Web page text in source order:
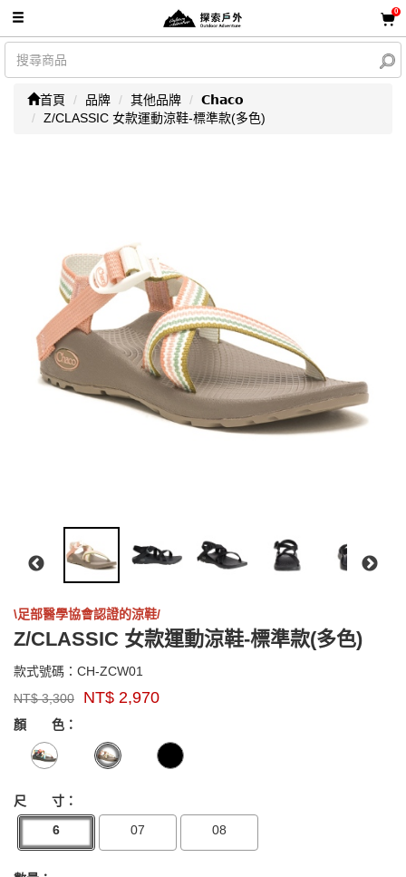
0
首頁 品牌 其他品牌
𝗖𝗵𝗮𝗰𝗼
Z/CLASSIC 女款運動涼鞋-標準款(多色)
\足部醫學協會認證的涼鞋/
Z/CLASSIC 女款運動涼鞋-標準款(多色)
款式號碼： CH-ZCW01
牌：
Chaco
NT$3,300 NT$ 2,970
GOODS000000000000003756139
顏 色：
尺 寸：
6
07 08